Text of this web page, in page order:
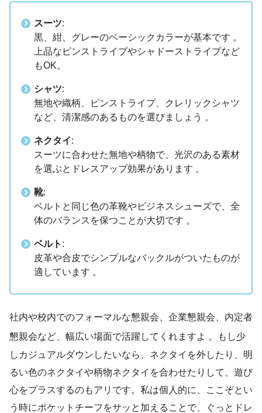
スーツ:
黒、紺、グレーのベーシックカラーが基本です 。
上品なピンストライプやシャドーストライプなど
もOK。
シャツ:
無地や織柄、ピンストライプ、クレリックシャツ
など、清潔感のあるものを選びましょう 。
ネクタイ:
スーツに合わせた無地や柄物で、光沢のある素材
を選ぶとドレスアップ効果があります 。
靴:
ベルトと同じ色の革靴やビジネスシューズで、全
体のバランスを保つことが大切です 。
ベルト :
皮革や合皮でシンプルなバックルがついたものが
適しています 。
社内や校内でのフォーマルな懇親会、企業懇親会、内定者
懇親会など、幅広い場面で活躍してくれますよ 。もし少
しカジュアルダウンしたいなら、ネクタイを外したり、明
るい色のネクタイや柄物ネクタイを合わせたりして、遊び
心をプラスするのもアリです。私は個人的に、ここぞとい
う時にポケットチーフをサッと加えることで、ぐっとドレ